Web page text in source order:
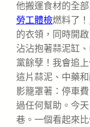
他搬運食材的全
勞工體檢燃料了
的衣領，同時開
沾沾抱著蒜泥缸
黨餘孽！我會追
這片蒜泥、中藥
影籠罩著：停車
過任何幫助。今
巷。一個看起來